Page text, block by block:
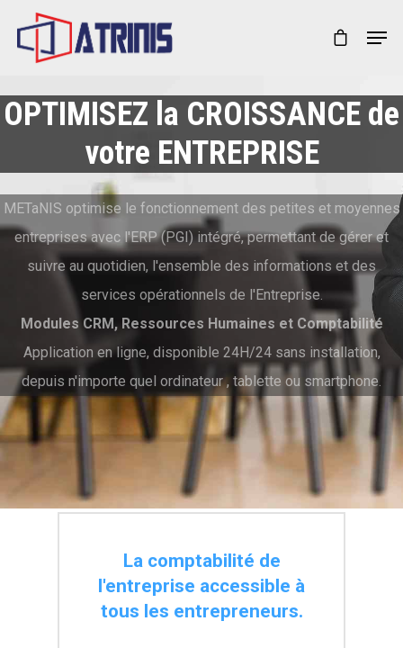
Appuyez sur la touche Entrée pour lancer la
recherche ou Échap pour fermer
OPTIMISEZ la CROISSANCE de
votre ENTREPRISE
METaNIS optimise le fonctionnement des petites et moyennes
entreprises avec l'ERP (PGI) intégré, permettant de gérer et
suivre au quotidien, l'ensemble des informations et des
services opérationnels de l'Entreprise.
Modules CRM, Ressources Humaines et Comptabilité
Application en ligne, disponible 24H/24 sans installation,
depuis n'importe quel ordinateur , tablette ou smartphone.
La comptabilité de
l'entreprise accessible à
tous les entrepreneurs.